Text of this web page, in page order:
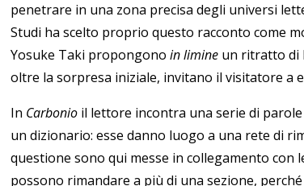
penetrare in una zona precisa degli universi
Studi ha scelto proprio questo racconto come
Yosuke Taki propongono in limine un ritratto di
oltre la sorpresa iniziale, invitano il visitatore a
In Carbonio il lettore incontra una serie di
un dizionario: esse danno luogo a una rete di
questione sono qui messe in collegamento con
possono rimandare a più di una sezione,